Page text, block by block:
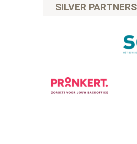
SILVER PARTNERS